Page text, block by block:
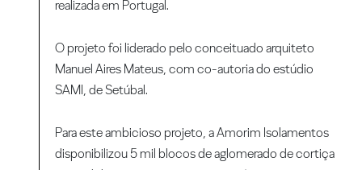
realizada em Portugal.
O projeto foi liderado pelo conceituado arquiteto
Manuel Aires Mateus, com co-autoria do estúdio
SAMI, de Setúbal.
Para este ambicioso projeto, a Amorim Isolamentos
disponibilizou 5 mil blocos de aglomerado de cortiça